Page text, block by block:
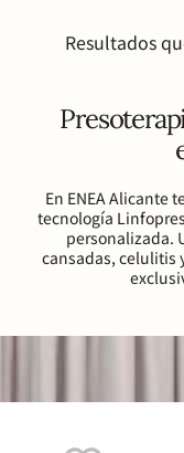
Resultados
En ENEA Alicante
tecnología
personalizada.
cansadas, celulitis